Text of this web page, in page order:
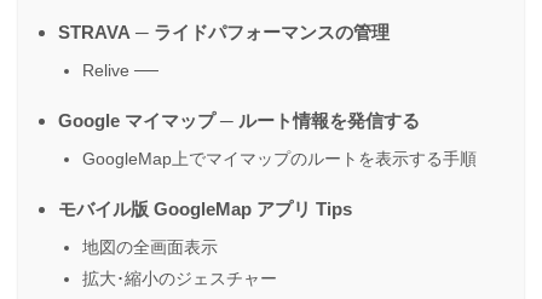
STRAVA ─ ライドパフォーマンスの管理
Relive ──
Google マイマップ ─ ルート情報を発信する
GoogleMap上でマイマップのルートを表示する手順
モバイル版 GoogleMap アプリ Tips
地図の全画面表示
拡大･縮小のジェスチャー